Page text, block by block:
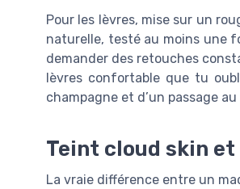
Pour les lèvres, mise sur un
naturelle, testé au moins une
demander des retouches
lèvres confortable que tu
champagne et d’un passage
Teint cloud skin
La vraie différence entre un